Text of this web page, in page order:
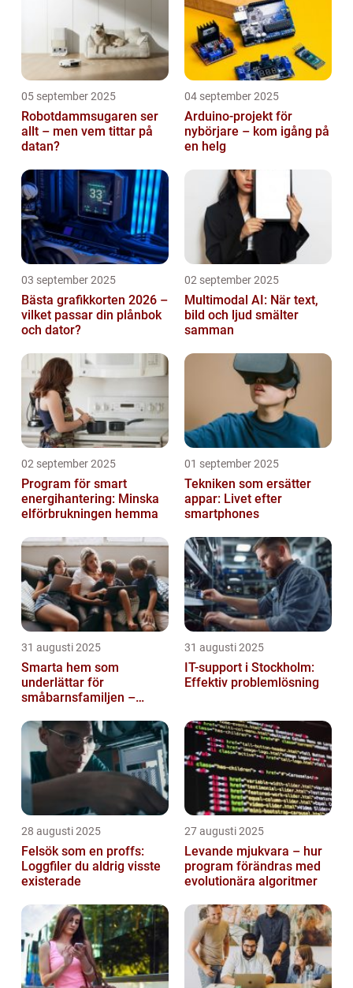
05 september 2025
Robotdammsugaren ser
allt – men vem tittar på
datan?
04 september 2025
Arduino-projekt för
nybörjare – kom igång på
en helg
03 september 2025
Bästa grafikkorten 2026 –
vilket passar din plånbok
och dator?
02 september 2025
Multimodal AI: När text,
bild och ljud smälter
samman
02 september 2025
Program för smart
energihantering: Minska
elförbrukningen hemma
01 september 2025
Tekniken som ersätter
appar: Livet efter
smartphones
31 augusti 2025
Smarta hem som
underlättar för
småbarnsfamiljen –
barnens dagliga rutiner
31 augusti 2025
IT-support i Stockholm:
Effektiv problemlösning
28 augusti 2025
Felsök som en proffs:
Loggfiler du aldrig visste
existerade
27 augusti 2025
Levande mjukvara – hur
program förändras med
evolutionära algoritmer